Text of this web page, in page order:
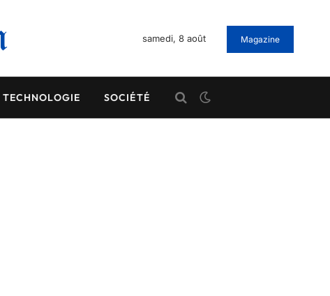
samedi, 8 août Magazine
TECHNOLOGIE SOCIÉTÉ